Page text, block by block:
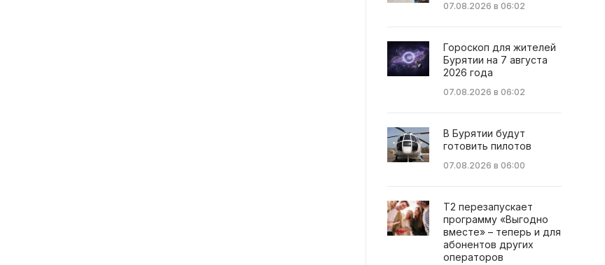
07.08.2026 в 06:02
Гороскоп для жителей
Бурятии на 7 августа
2026 года
07.08.2026 в 06:02
В Бурятии будут
готовить пилотов
07.08.2026 в 06:00
Т2 перезапускает
программу «Выгодно
вместе» – теперь и для
абонентов других
операторов